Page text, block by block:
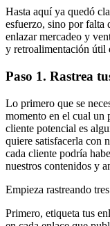
Hasta aquí ya quedó
esfuerzo, sino por falta
enlazar mercadeo y
y retroalimentación útil
Paso 1. Rastrea
Lo primero que se
momento en el cual un
cliente potencial es
quiere satisfacerla con
cada cliente podría
nuestros contenidos y
Empieza rastreando
Primero, etiqueta tus